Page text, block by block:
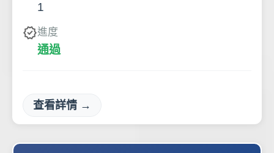
1
verified進度
通過
查看詳情 →